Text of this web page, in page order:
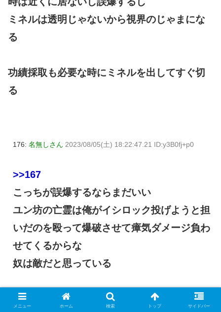
ミネルは透明じゃないから視界のじゃまにな
る
功績採取も必要な時にミネルを出してすぐ切
る
176: 名無しさん 2023/08/05(土) 18:22:47.21 ID:y3B0fj+p0
>>167
こっちが誤爆するならまだいい
ユン坊の亡霊は俺がイシロック投げようと担
いだのを殴って爆破させて瘴気ダメージ負わ
せてくるからな
奴は敵だと思っている
メニュー ホーム 検索 トップ サイドバー